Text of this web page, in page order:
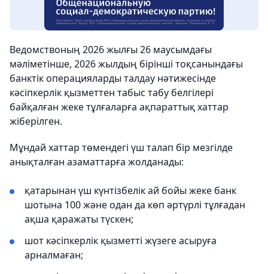
Ведомствоның 2026 жылғы 26 маусымдағы
мәліметінше, 2026 жылдың бірінші тоқсанындағы
банктік операцияларды талдау нәтижесінде
кәсіпкерлік қызметтен табыс табу белгілері
байқалған жеке тұлғаларға ақпараттық хаттар
жіберілген.
Мұндай хаттар төмендегі үш талап бір мезгілде
анықталған азаматтарға жолданады:
қатарынан үш күнтізбелік ай бойы жеке банк
шотына 100 және одан да көп әртүрлі тұлғадан
ақша қаражаты түскен;
шот кәсіпкерлік қызметті жүзеге асыруға
арналмаған;